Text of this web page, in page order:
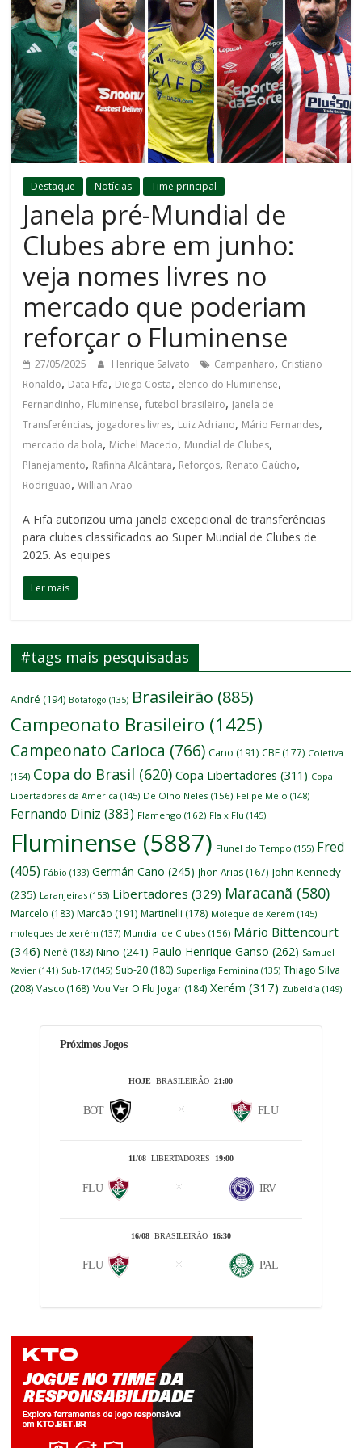
Destaque Notícias Time principal
Janela pré-Mundial de
Clubes abre em junho:
veja nomes livres no
mercado que poderiam
reforçar o Fluminense
27/05/2025 Henrique Salvato Campanharo, Cristiano
Ronaldo, Data Fifa, Diego Costa, elenco do Fluminense,
Fernandinho, Fluminense,futebol brasileiro, Janela de
Transferências, jogadores livres, Luiz Adriano, Mário Fernandes,
mercado da bola, Michel Macedo, Mundial de Clubes,
Planejamento, Rafinha Alcântara, Reforços, Renato Gaúcho,
Rodriguão,Willian Arão
A Fifa autorizou uma janela excepcional de transferências
para clubes classificados ao Super Mundial de Clubes de
2025. As equipes
Ler mais
#tags mais pesquisadas
André (194) Botafogo (135) Brasileirão (885)
Campeonato Brasileiro (1425)
Campeonato Carioca (766) Cano (191) CBF (177) Coletiva
(154) Copa do Brasil (620) Copa Libertadores (311) Copa
Libertadores da América (145) De Olho Neles (156) Felipe Melo (148)
Fernando Diniz (383) Flamengo (162) Fla x Flu (145)
Fluminense (5887) Flunel do Tempo (155) Fred
(405) Fábio (133) Germán Cano (245) Jhon Arias (167) John Kennedy
(235) Laranjeiras (153) Libertadores (329) Maracanã (580)
Marcelo (183) Marcão (191) Martinelli (178) Moleque de Xerém (145)
moleques de xerém (137) Mundial de Clubes (156) Mário Bittencourt
(346) Nenê (183) Nino (241) Paulo Henrique Ganso (262) Samuel
Xavier (141) Sub-17 (145) Sub-20 (180) Superliga Feminina (135) Thiago Silva
(208) Vasco (168) Vou Ver O Flu Jogar (184) Xerém (317) Zubeldía (149)
Próximos Jogos
HOJE BRASILEIRÃO21:00
BOT FLU
11/08LIBERTADORES 19:00
FLU IRV
16/08BRASILEIRÃO 16:30
FLU PAL